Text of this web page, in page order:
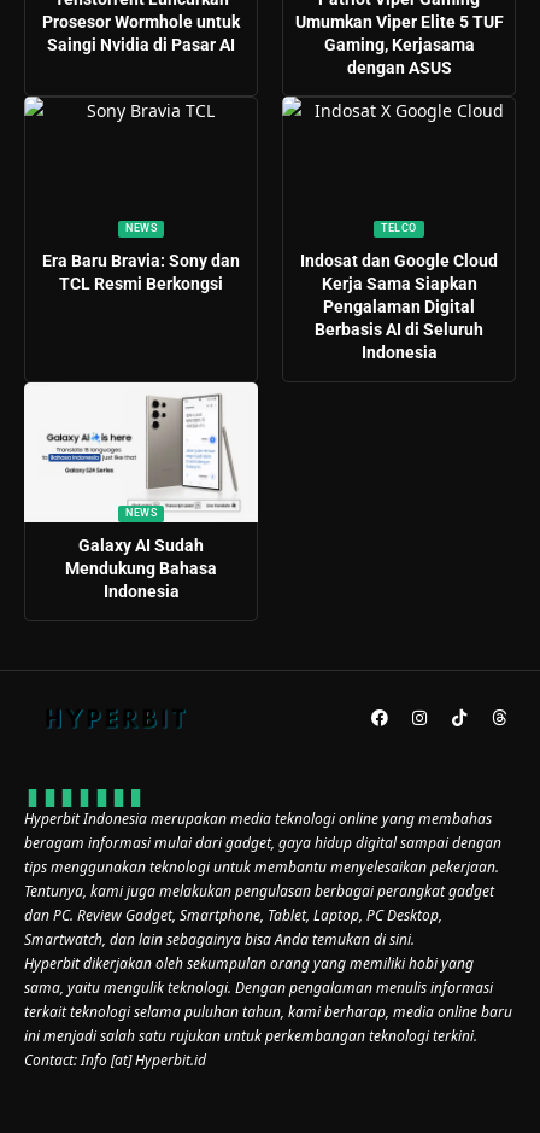
Prosesor Wormhole untuk
Saingi Nvidia di Pasar AI
Umumkan Viper Elite 5 TUF
Gaming, Kerjasama
dengan ASUS
NEWS
Era Baru Bravia: Sony dan
TCL Resmi Berkongsi
TELCO
Indosat dan Google Cloud
Kerja Sama Siapkan
Pengalaman Digital
Berbasis AI di Seluruh
Indonesia
NEWS
Galaxy AI Sudah
Mendukung Bahasa
Indonesia
Hyperbit Indonesia merupakan media teknologi online yang membahas
beragam informasi mulai dari gadget, gaya hidup digital sampai dengan
tips menggunakan teknologi untuk membantu menyelesaikan pekerjaan.
Tentunya, kami juga melakukan pengulasan berbagai perangkat gadget
dan PC. Review Gadget, Smartphone, Tablet, Laptop, PC Desktop,
Smartwatch, dan lain sebagainya bisa Anda temukan di sini.
Hyperbit dikerjakan oleh sekumpulan orang yang memiliki hobi yang
sama, yaitu mengulik teknologi. Dengan pengalaman menulis informasi
terkait teknologi selama puluhan tahun, kami berharap, media online baru
ini menjadi salah satu rujukan untuk perkembangan teknologi terkini.
Contact: Info [at] Hyperbit.id